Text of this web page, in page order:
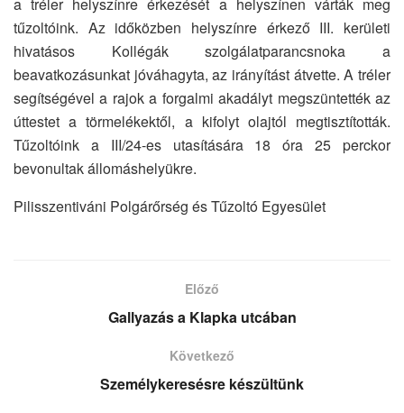
tűzoltóink. Az időközben helyszínre érkező III. kerületi
hivatásos Kollégák szolgálatparancsnoka a
beavatkozásunkat jóváhagyta, az irányítást átvette. A tréler
segítségével a rajok a forgalmi akadályt megszüntették az
úttestet a törmelékektől, a kifolyt olajtól megtisztították.
Tűzoltóink a III/24-es utasítására 18 óra 25 perckor
bevonultak állomáshelyükre.
Pilisszentiváni Polgárőrség és Tűzoltó Egyesület
Előző
Gallyazás a Klapka utcában
Következő
Személykeresésre készültünk